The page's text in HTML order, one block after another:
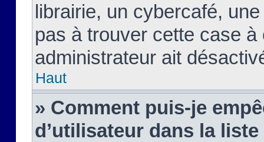
librairie, un cybercafé,
pas à trouver cette case à
administrateur ait
Haut
» Comment puis-je
d’utilisateur dans la